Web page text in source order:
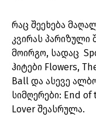
რაც შეეხება
კვირას პარიზული
მოირგო, სადაც
ჰიტები Flowers,
Ball და ასევე
სიმღერები: End of
Lover შეასრულა.